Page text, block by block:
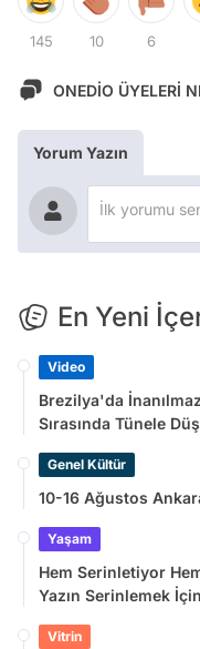
145 10 6
ONEDİO ÜYELERİ
Yorum Yazın
En Yeni
Video
Brezilya'da
Sırasında Tünele
Genel Kültür
10-16 Ağustos
Yaşam
Hem Serinletiyor
Yazın Serinlemek
Vitrin